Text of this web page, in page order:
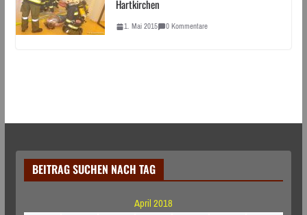
Hartkirchen
1. Mai 2015 0 Kommentare
BEITRAG SUCHEN NACH TAG
April 2018